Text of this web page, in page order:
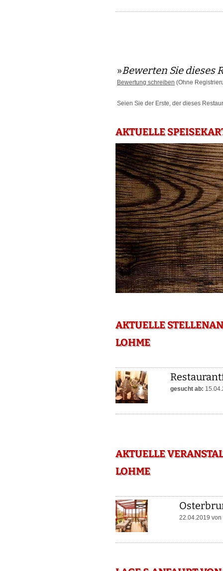
»Bewerten Sie dieses
Bewertung schreiben (Ohne
Seien Sie der Erste, der dieses
AKTUELLE
AKTUELLE
LOHME
gesucht ab:
AKTUELLE
LOHME
22.04.2019 von